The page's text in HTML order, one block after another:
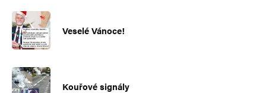
Veselé Vánoce!
Kouřové signály